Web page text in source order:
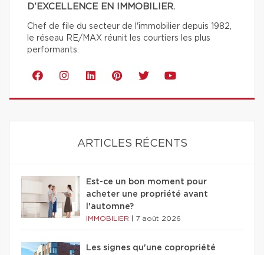
D'EXCELLENCE EN IMMOBILIER.
Chef de file du secteur de l'immobilier depuis 1982,
le réseau RE/MAX réunit les courtiers les plus
performants.
ARTICLES RÉCENTS
Est-ce un bon moment pour
acheter une propriété avant
l'automne?
IMMOBILIER 7 août 2026
Les signes qu'une copropriété